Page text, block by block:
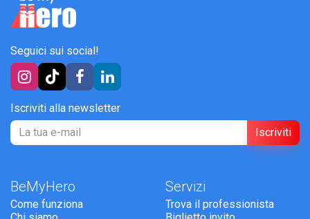
Seguici sui social!
Iscriviti alla newsletter
Iscriviti
BeMyHero
Come funziona
Servizi
Trova il professionista